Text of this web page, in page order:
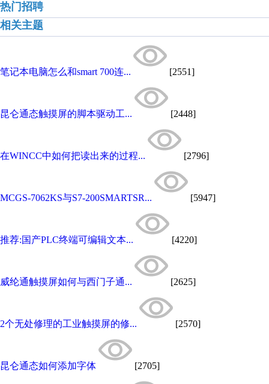
热门招聘
相关主题
笔记本电脑怎么和smart 700连... [2551]
昆仑通态触摸屏的脚本驱动工... [2448]
在WINCC中如何把读出来的过程... [2796]
MCGS-7062KS与S7-200SMARTSR... [5947]
推荐:国产PLC终端可编辑文本... [4220]
威纶通触摸屏如何与西门子通... [2625]
2个无处修理的工业触摸屏的修... [2570]
昆仑通态如何添加字体 [2705]